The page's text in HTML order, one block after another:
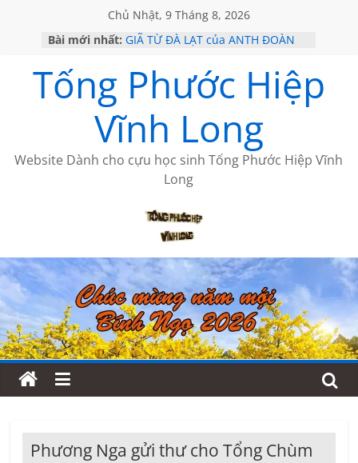
Chủ Nhật, 9 Tháng 8, 2026
Bài mới nhất: GIÃ TỪ ĐÀ LẠT của ANTH ĐOÀN
KHÔNG ĐỀ 20 CỦA THÁI LÃO
KHÔNG ĐỀ 19 CỦA THÁI LÃO
CHÙM THƠ CỦA BÍCH HÀ
Tống Phước Hiệp
Vĩnh Long
Website Dành cho cựu học sinh Tống Phước Hiệp Vĩnh
Long
Phương Nga gửi thư cho Tổng Chùm